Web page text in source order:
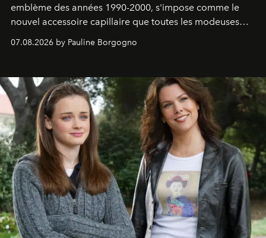
emblème des années 1990-2000, s'impose comme le
nouvel accessoire capillaire que toutes les modeuses
s'arrachent déjà.
07.08.2026 by Pauline Borgogno